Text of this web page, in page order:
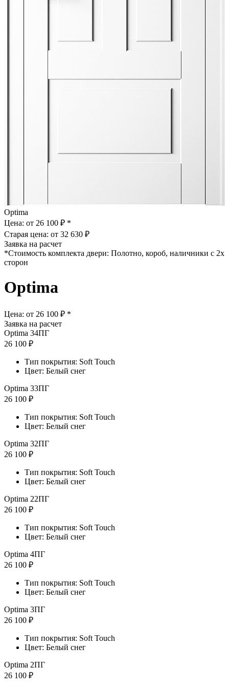
Optima
Цена: от 26 100 ₽ *
Старая цена: от 32 630 ₽
Заявка на расчет
*Стоимость комплекта двери: Полотно, короб, наличники с 2х
сторон
Optima
Цена: от 26 100 ₽ *
Заявка на расчет
Optima 34ПГ
26 100 ₽
Тип покрытия: Soft Touch
Цвет: Белый снег
Optima 33ПГ
26 100 ₽
Тип покрытия: Soft Touch
Цвет: Белый снег
Optima 32ПГ
26 100 ₽
Тип покрытия: Soft Touch
Цвет: Белый снег
Optima 22ПГ
26 100 ₽
Тип покрытия: Soft Touch
Цвет: Белый снег
Optima 4ПГ
26 100 ₽
Тип покрытия: Soft Touch
Цвет: Белый снег
Optima 3ПГ
26 100 ₽
Тип покрытия: Soft Touch
Цвет: Белый снег
Optima 2ПГ
26 100 ₽